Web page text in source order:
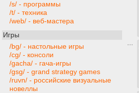
/s/ - программы
/t/ - техника
/web/ - веб-мастера
Игры
/bg/ - настольные игры
/cg/ - консоли
/gacha/ - гача-игры
/gsg/ - grand strategy games
/ruvn/ - российские визуальные
новеллы